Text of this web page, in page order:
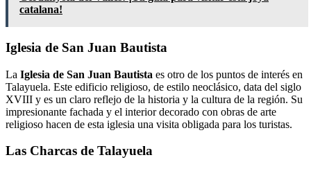
catalana!
Iglesia de San Juan Bautista
La Iglesia de San Juan Bautista es otro de los puntos de interés en
Talayuela. Este edificio religioso, de estilo neoclásico, data del siglo
XVIII y es un claro reflejo de la historia y la cultura de la región. Su
impresionante fachada y el interior decorado con obras de arte
religioso hacen de esta iglesia una visita obligada para los turistas.
Las Charcas de Talayuela